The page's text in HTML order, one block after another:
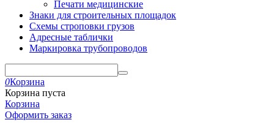
Печати медицинские
Знаки для строительных площадок
Схемы строповки грузов
Адресные таблички
Маркировка трубопроводов
0Корзина
Корзина пуста
Корзина
Оформить заказ